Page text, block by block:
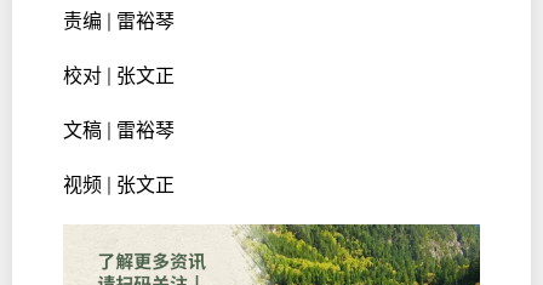
责编 | 雷裕琴
校对 | 张文正
文稿 | 雷裕琴
视频 | 张文正